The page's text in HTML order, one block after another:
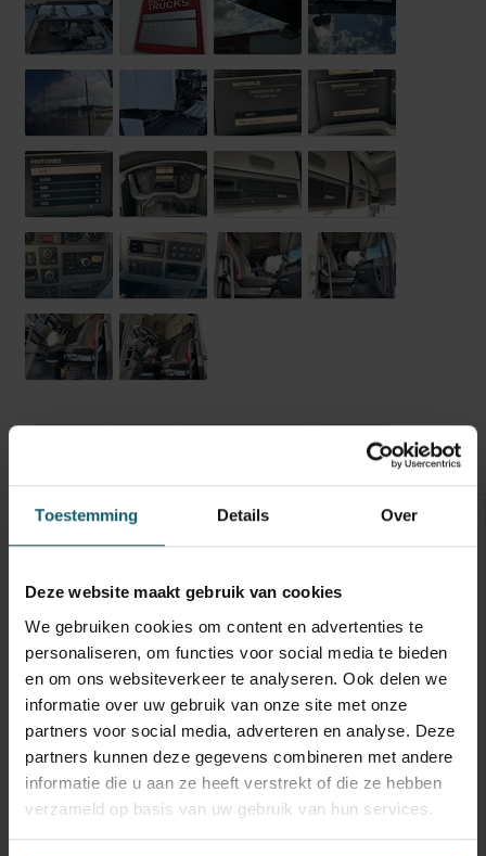
Toestemming Details Over
Deze website maakt gebruik van cookies
We gebruiken cookies om content en advertenties te
personaliseren, om functies voor social media te bieden
en om ons websiteverkeer te analyseren. Ook delen we
informatie over uw gebruik van onze site met onze
partners voor social media, adverteren en analyse. Deze
partners kunnen deze gegevens combineren met andere
informatie die u aan ze heeft verstrekt of die ze hebben
verzameld op basis van uw gebruik van hun services.
Banden
Inwendige maten
Breedte
Hoogte
Doorgang
Toebehoren